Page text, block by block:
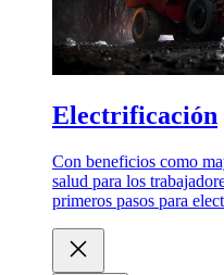
Electrificación
Con beneficios como
salud para los
primeros pasos para